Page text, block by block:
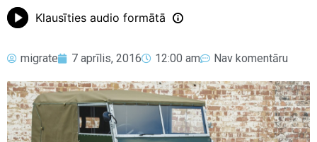
Klausīties audio formātā
migrate 7 aprīlis, 2016 12:00 am Nav komentāru